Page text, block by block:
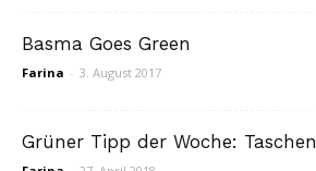
Basma Goes Green
Farina - 3. August 2017
Grüner Tipp der Woche: